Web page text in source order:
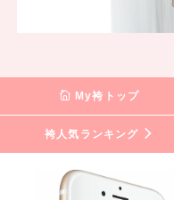
My袴トップ
袴人気ランキング